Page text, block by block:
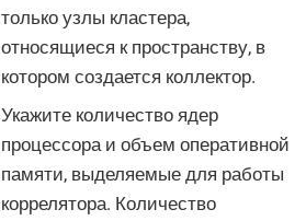
только узлы кластера,
относящиеся к пространству, в
котором создается коллектор.
Укажите количество ядер
процессора и объем оперативной
памяти, выделяемые для работы
коррелятора. Количество